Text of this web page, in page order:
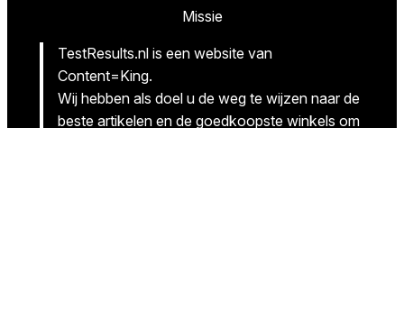
Missie
TestResults.nl is een website van
Content=King.
Wij hebben als doel u de weg te wijzen naar de
beste artikelen en de goedkoopste winkels om